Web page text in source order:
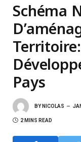
Schéma
Pays
BY NICOLAS
2 MINS READ